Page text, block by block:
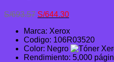
S/693.57 El
original
era:
S/693.57.
S/644.30El
actual
es:
S/644.30.
Marca: Xerox
Codigo: 106R03520
Color: Negro
Rendimiento: 5,000